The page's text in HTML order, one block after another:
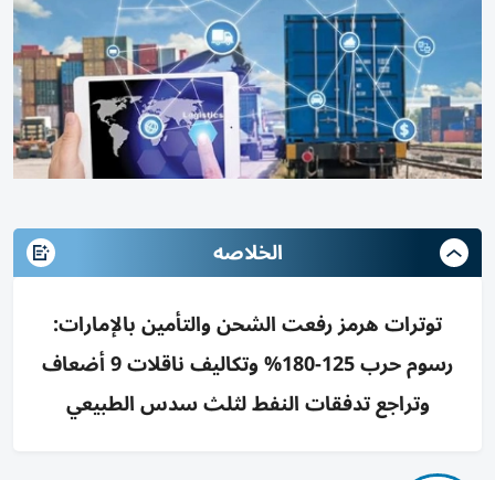
الخلاصه
توترات هرمز رفعت الشحن والتأمين بالإمارات:
رسوم حرب 125-180% وتكاليف ناقلات 9 أضعاف
وتراجع تدفقات النفط لثلث سدس الطبيعي